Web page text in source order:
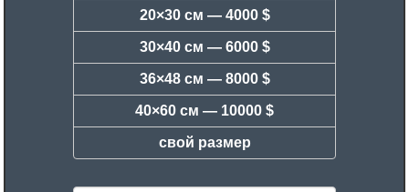
20×30 см — 4000 $
30×40 см — 6000 $
36×48 см — 8000 $
40×60 см — 10000 $
свой размер